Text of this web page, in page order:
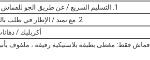
1. التسليم السريع / عن طريق الجو للقماش فقط أو كمية صغيرة ؛من الباب الى الباب.
2. مع تمتد / الإطار في طلب بالجملة ، نحن السفن عادة عن طريق البحر.
أكريليك /
قماش فقط: مغطى بطبقة بلاستيكية رقيقة ، ملفوف